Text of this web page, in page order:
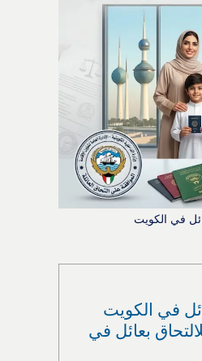
في الكويت
في الكويت
بعائل في